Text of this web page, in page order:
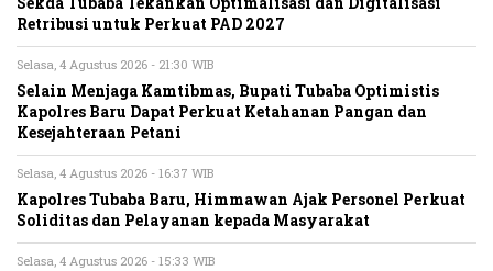
Retribusi untuk Perkuat PAD 2027
Selasa, 4 Agustus 2026 - 21:30 WIB
Selain Menjaga Kamtibmas, Bupati Tubaba Optimistis
Kapolres Baru Dapat Perkuat Ketahanan Pangan dan
Kesejahteraan Petani
Selasa, 4 Agustus 2026 - 16:37 WIB
Kapolres Tubaba Baru, Himmawan Ajak Personel Perkuat
Soliditas dan Pelayanan kepada Masyarakat
Selasa, 4 Agustus 2026 - 15:33 WIB